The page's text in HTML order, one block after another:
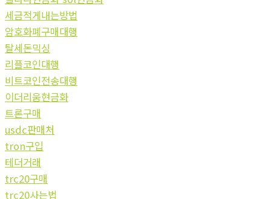
세금적게내는방법
암호화폐구매대행
탈세돈믹싱
리플코인대행
비트코인전송대행
이더리움현금화
트론구매
usdc판매처
tron구입
테더거래
trc20구매
trc20사는법